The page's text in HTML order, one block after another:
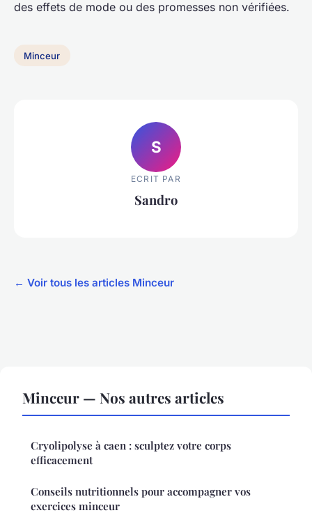
des effets de mode ou des promesses non vérifiées.
Minceur
S
ECRIT PAR
Sandro
← Voir tous les articles Minceur
Minceur — Nos autres articles
Cryolipolyse à caen : sculptez votre corps
efficacement
Conseils nutritionnels pour accompagner vos
exercices minceur